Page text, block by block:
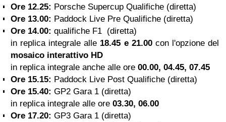
Ore 12.25: Porsche Supercup Qualifiche (diretta)
Ore 13.00: Paddock Live Pre Qualifiche (diretta)
Ore 14.00: qualifiche F1 (diretta)
in replica integrale alle 18.45 e 21.00 con l'opzione del
mosaico interattivo HD
in replica integrale anche alle ore 00.00, 04.45, 07.45
Ore 15.15: Paddock Live Post Qualifiche (diretta)
Ore 15.40: GP2 Gara 1 (diretta)
in replica integrale alle ore 03.30, 06.00
Ore 17.20: GP3 Gara 1 (diretta)